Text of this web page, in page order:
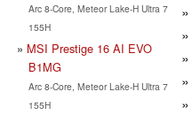
Arc 8-Core, Meteor Lake-H Ultra 7
155H
MSI Prestige 16 AI EVO
B1MG
Arc 8-Core, Meteor Lake-H Ultra 7
155H
»
»
»
»
»